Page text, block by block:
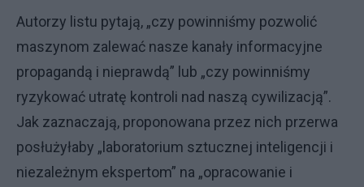
Autorzy listu pytają, „czy powinniśmy pozwolić
maszynom zalewać nasze kanały informacyjne
propagandą i nieprawdą” lub „czy powinniśmy
ryzykować utratę kontroli nad naszą cywilizacją”.
Jak zaznaczają, proponowana przez nich przerwa
posłużyłaby „laboratorium sztucznej inteligencji i
niezależnym ekspertom” na „opracowanie i